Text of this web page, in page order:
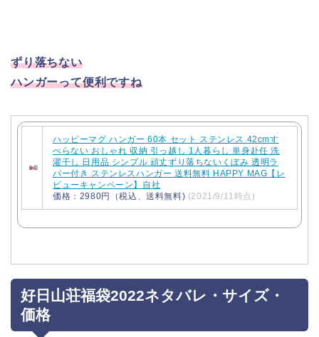
ずり落ちない
ハンガーって便利ですね
ハッピーマグ ハンガー 60本 セット ステンレス 42cmす
べらない おしゃれ 収納 引っ越し 1人暮らし 単身赴任 洗
濯干し 日用品 シンプル 頑丈ずり落ちないくぼみ 透明ラ
バー付き ステンレスハンガー 送料無料 HAPPY MAG【レ
ビューキャンペーン】自社
価格：2980円（税込、送料無料) (2021/9/11時点)
好日山荘福袋2022ネタバレ・サイズ・
価格